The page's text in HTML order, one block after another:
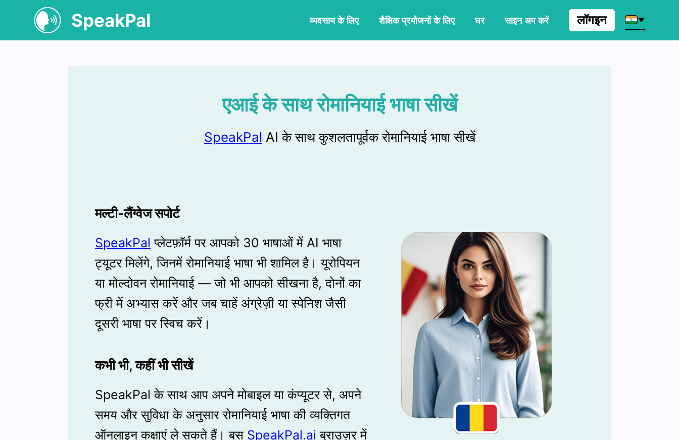
SpeakPal व्यवसाय के लिए शैक्षिक प्रयोजनों के लिए घर साइन अप करें लॉगइन
एआई के साथ रोमानियाई भाषा सीखें
SpeakPal AI के साथ कुशलतापूर्वक रोमानियाई भाषा सीखें
मल्टी-लैंग्वेज सपोर्ट
SpeakPal प्लेटफ़ॉर्म पर आपको 30 भाषाओं में AI भाषा
ट्यूटर मिलेंगे, जिनमें रोमानियाई भाषा भी शामिल है। यूरोपियन
या मोल्दोवन रोमानियाई — जो भी आपको सीखना है, दोनों का
फ्री में अभ्यास करें और जब चाहें अंग्रेज़ी या स्पेनिश जैसी
दूसरी भाषा पर स्विच करें।
कभी भी, कहीं भी सीखें
SpeakPal के साथ आप अपने मोबाइल या कंप्यूटर से, अपने
समय और सुविधा के अनुसार रोमानियाई भाषा की व्यक्तिगत
ऑनलाइन कक्षाएं ले सकते हैं। बस SpeakPal.ai ब्राउज़र में